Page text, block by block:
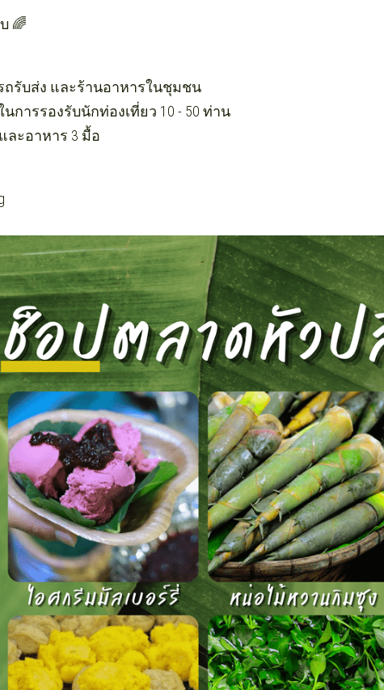
🌈
ถรับส่ง และร้านอาหารในชุมชน
การรองรับนักท่องเที่ยว 10 - 50 ท่าน
ละอาหาร 3 มื้อ